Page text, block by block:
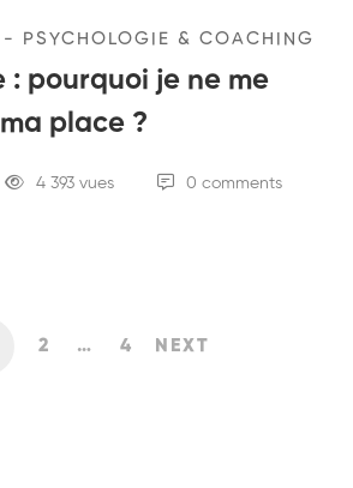
- PSYCHOLOGIE & COACHING
: pourquoi je ne me
place ?
4 393 vues 0 comments
2 … 4 NEXT